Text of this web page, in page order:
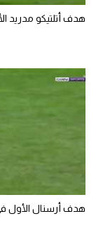
هدف أتلتيكو مدريد
هدف أرسنال الأول